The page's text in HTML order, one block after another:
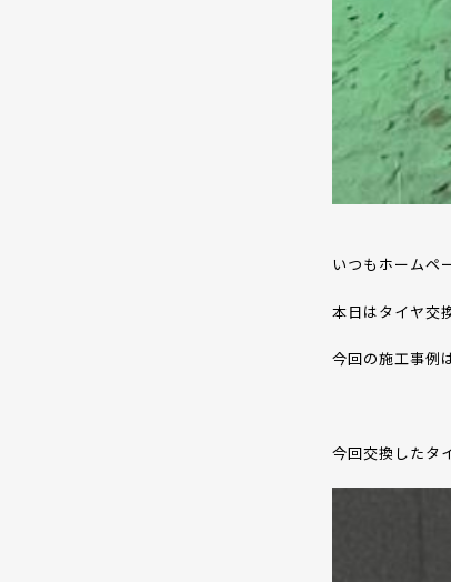
いつもホームペ
本日はタイヤ交
今回の施工事例
今回交換したタ